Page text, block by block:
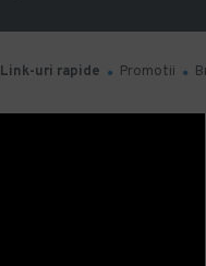
Link-uri rapide Promotii